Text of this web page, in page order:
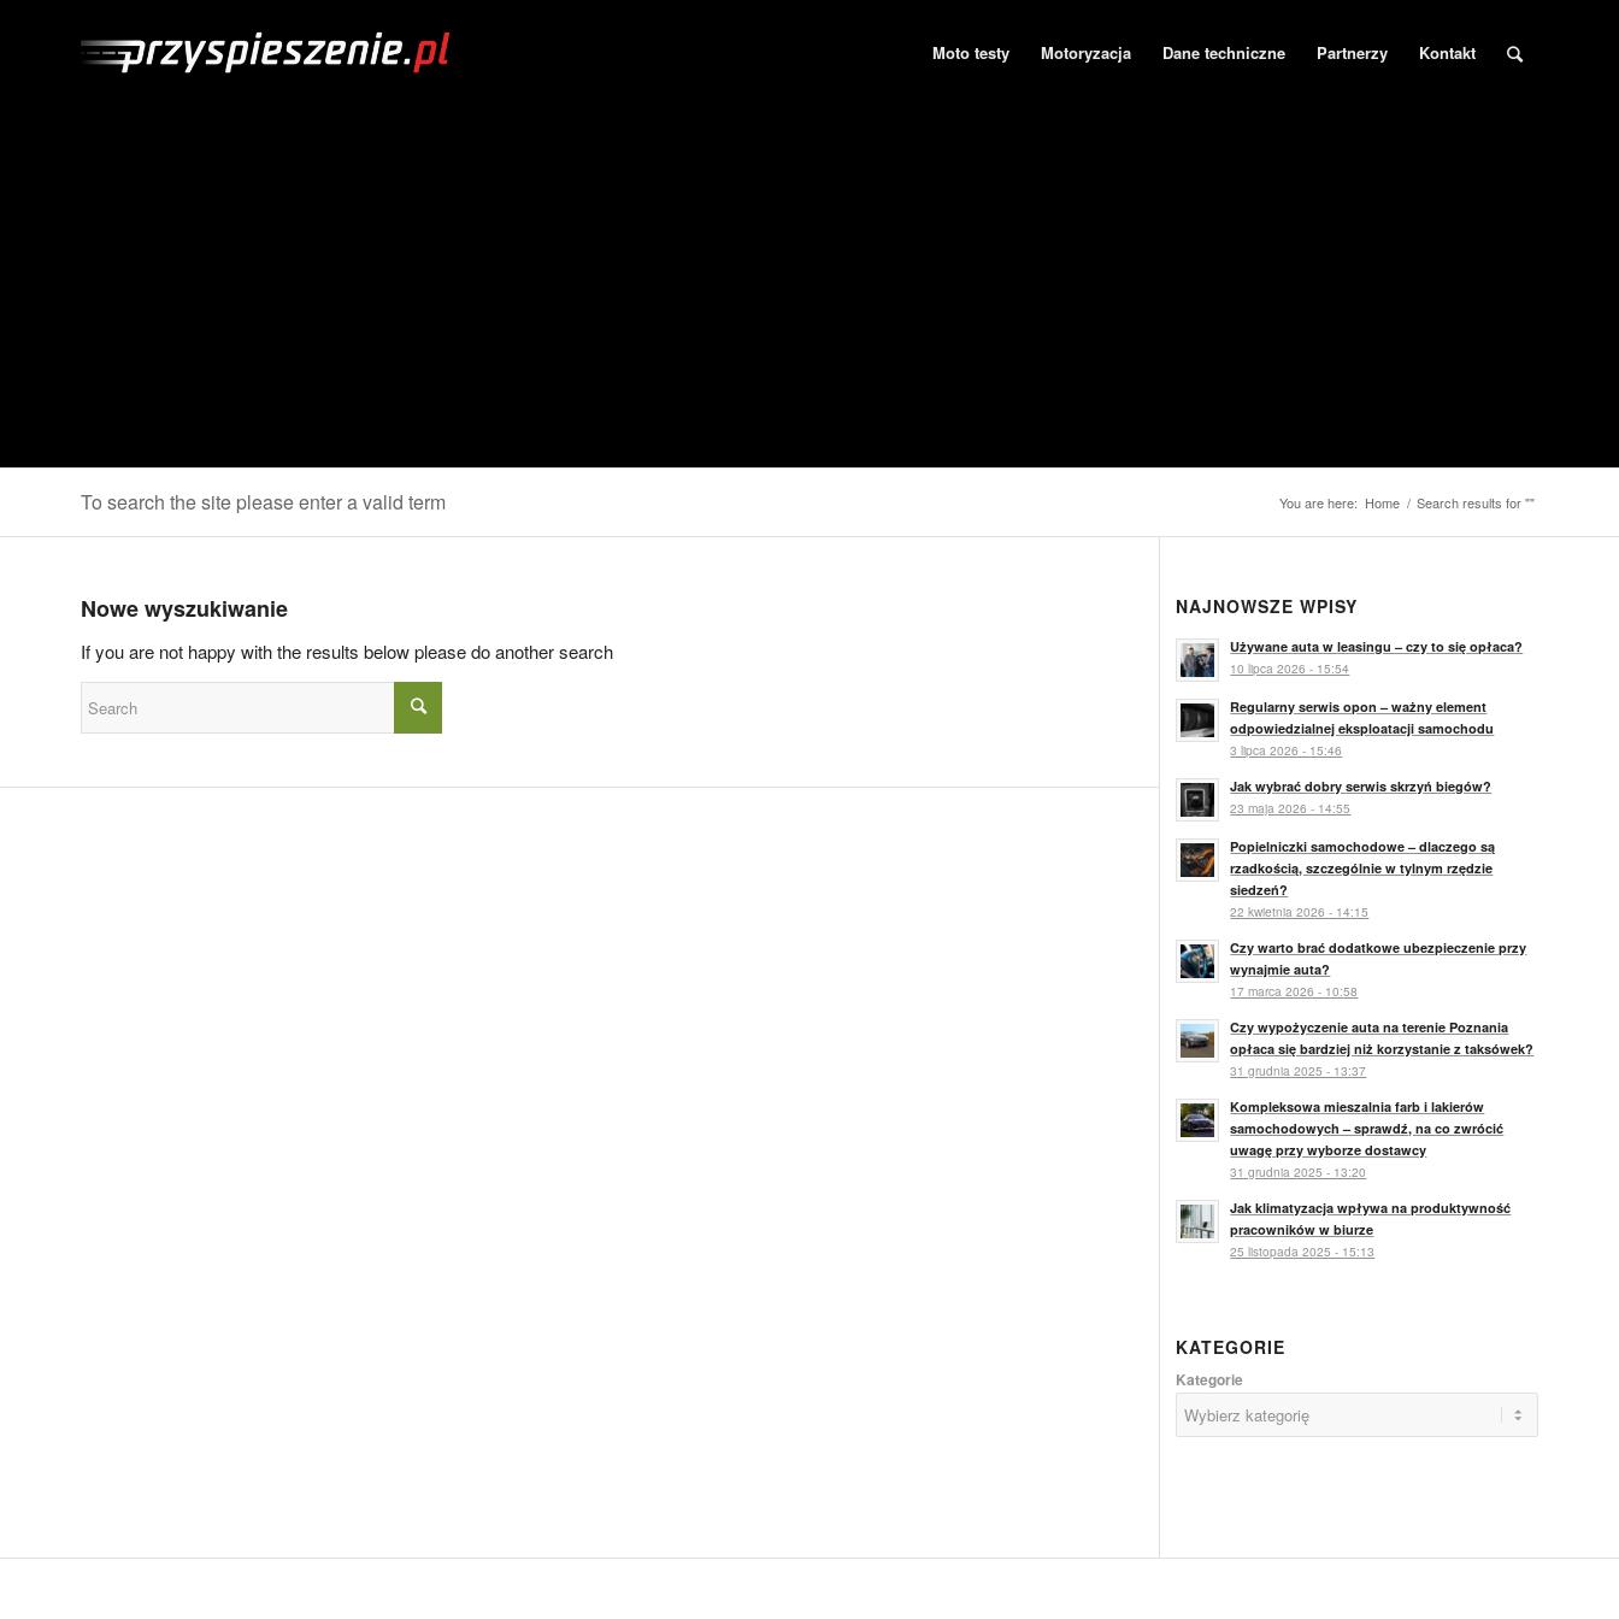
Moto testy Motoryzacja Dane techniczne Partnerzy Kontakt
To search the site please enter a valid term You are here: Home / Search results for ""
Nowe wyszukiwanie
If you are not happy with the results below please do another search
NAJNOWSZE WPISY
Używane auta w leasingu – czy to się opłaca?
10 lipca 2026 - 15:54
Regularny serwis opon – ważny element
odpowiedzialnej eksploatacji samochodu
3 lipca 2026 - 15:46
Jak wybrać dobry serwis skrzyń biegów?
23 maja 2026 - 14:55
Popielniczki samochodowe – dlaczego są
rzadkością, szczególnie w tylnym rzędzie
siedzeń?
22 kwietnia 2026 - 14:15
Czy warto brać dodatkowe ubezpieczenie przy
wynajmie auta?
17 marca 2026 - 10:58
Czy wypożyczenie auta na terenie Poznania
opłaca się bardziej niż korzystanie z taksówek?
31 grudnia 2025 - 13:37
Kompleksowa mieszalnia farb i lakierów
samochodowych – sprawdź, na co zwrócić
uwagę przy wyborze dostawcy
31 grudnia 2025 - 13:20
Jak klimatyzacja wpływa na produktywność
pracowników w biurze
25 listopada 2025 - 15:13
KATEGORIE
Kategorie